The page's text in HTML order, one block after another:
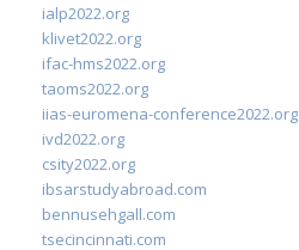
ialp2022.org
klivet2022.org
ifac-hms2022.org
taoms2022.org
iias-euromena-conference2022.org
ivd2022.org
csity2022.org
ibsarstudyabroad.com
bennusehgall.com
tsecincinnati.com